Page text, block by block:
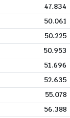
47.834
50.061
50.225
50.953
51.696
52.635
55.078
56.388